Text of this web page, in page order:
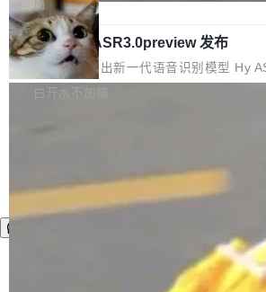
内涵与结构关联，导致开发者使用代码智能体
理解大规模代码仓时面临显著"代码仓理解"瓶
颈。 代码仓深度理解服务（以下简称"
e深度理解服务"）是华为云码道（CodeA...
移到B集群，王某都回复了"收到"。 他没有迁
数据。2024年9月3日下午4点，他使用此前
的账号密码进入A集群，输入了一条被程序员
称为"删库跑路"的命令——最高管理员权限
的 Kimi K 系列和智谱的 GLM 都是长上下文
oE 架构的大模型，好用到让人上瘾，但
存永远不够用。 Cloudflare 的 Workers AI
一直在跑这些模型的推理。他们在官方博客
整性保护。效果是：吞吐量提升 41%，每
成本降低 30%，精度不变。 FP8 省的不仅是
存 KV cache 是推理时最吃显...
局
腾讯混元 Hy ASR3.0preview 发布
腾讯混元正式推出新一代语音识别模型 Hy
3.0preview。基于最新一代大语言模型 Hy3
让语音识别不再只是听清，而是真正听懂。通
先理解你的语境和意图，再把准确的文字直接
到你。从“逐字转写、单点优化”演进为“理解语
境、兼容场景、一键直出”。 Hy ASR 3.0
w 不要求标准普通话，方言识别覆盖粤语、
等 10 大方言片区和 20 余个二级小片区。
白开水不加糖